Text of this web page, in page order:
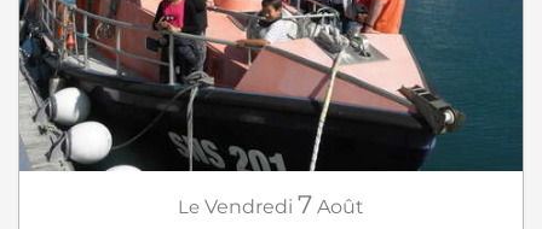
Le Vendredi 7 Août